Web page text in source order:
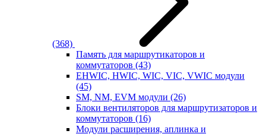
(368)
Память для маршрутикаторов и
коммутаторов (43)
EHWIC, HWIC, WIC, VIC, VWIC модули
(45)
SM, NM, EVM модули (26)
Блоки вентиляторов для маршрутизаторов и
коммутаторов (16)
Модули расширения, аплинка и